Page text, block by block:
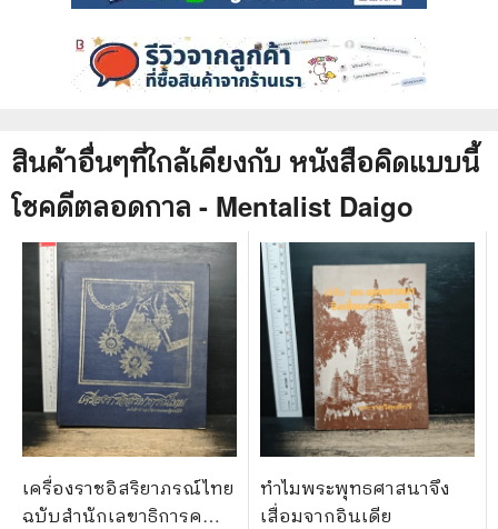
สินค้าอื่นๆที่ใกล้เคียงกับ หนังสือคิดแบบนี้
โชคดีตลอดกาล - Mentalist Daigo
เครื่องราชอิสริยาภรณ์ไทย
ฉบับสำนักเลขาธิการคณะ
ทำไมพระพุทธศาสนาจึง
เสื่อมจากอินเดีย